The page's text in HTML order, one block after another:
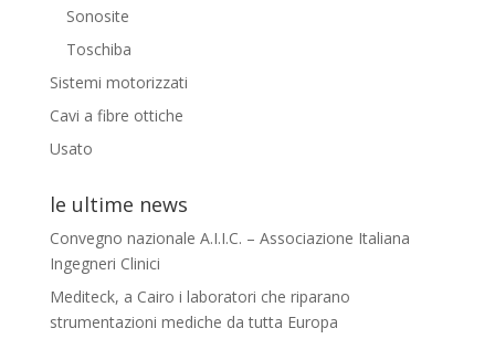
Sonosite
Toschiba
Sistemi motorizzati
Cavi a fibre ottiche
Usato
le ultime news
Convegno nazionale A.I.I.C. – Associazione Italiana
Ingegneri Clinici
Mediteck, a Cairo i laboratori che riparano
strumentazioni mediche da tutta Europa